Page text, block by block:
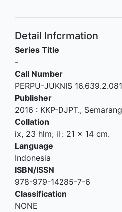
Detail Information
Series Title
-
Call Number
PERPU-JUKNIS 16.639.2.081
Publisher
2016 : KKP-DJPT., Semarang
Collation
ix, 23 hlm; ill: 21 x 14 cm.
Language
Indonesia
ISBN/ISSN
978-979-14285-7-6
Classification
NONE